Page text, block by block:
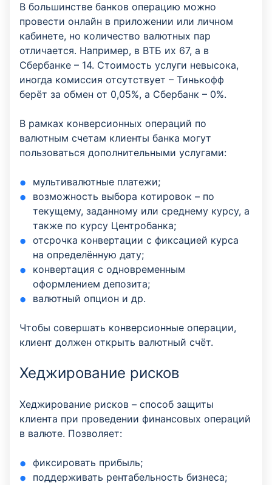
В большинстве банков операцию можно
провести онлайн в приложении или личном
кабинете, но количество валютных пар
отличается. Например, в ВТБ их 67, а в
Сбербанке – 14. Стоимость услуги невысока,
иногда комиссия отсутствует – Тинькофф
берёт за обмен от 0,05%, а Сбербанк – 0%.
В рамках конверсионных операций по
валютным счетам клиенты банка могут
пользоваться дополнительными услугами:
мультивалютные платежи;
возможность выбора котировок – по
текущему, заданному или среднему курсу, а
также по курсу Центробанка;
отсрочка конвертации с фиксацией курса
на определённую дату;
конвертация с одновременным
оформлением депозита;
валютный опцион и др.
Чтобы совершать конверсионные операции,
клиент должен открыть валютный счёт.
Хеджирование рисков
Хеджирование рисков – способ защиты
клиента при проведении финансовых операций
в валюте. Позволяет:
фиксировать прибыль;
поддерживать рентабельность бизнеса;